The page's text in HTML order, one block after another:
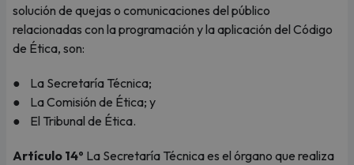
solución de quejas o comunicaciones del público
relacionadas con la programación y la aplicación del Código
de Ética, son:
● La Secretaría Técnica;
● La Comisión de Ética; y
● El Tribunal de Ética.
Artículo 14º La Secretaría Técnica es el órgano que realiza